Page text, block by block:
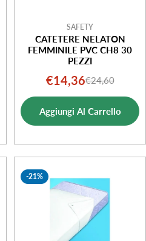
SAFETY
CATETERE NELATON
FEMMINILE PVC CH8 30
PEZZI
Prezzo
di
vendita
€14,36Prezzo
normale
€24,60
Aggiungi Al Carrello
-21%